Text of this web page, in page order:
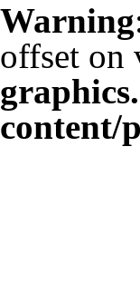
Warning
offset
content/